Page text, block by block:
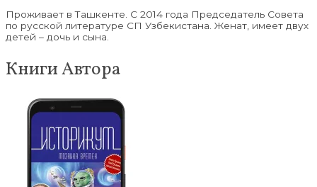
Проживает в Ташкенте. С 2014 года Председатель Совета
по русской литературе СП Узбекистана. Женат, имеет двух
детей – дочь и сына.
Книги Автора